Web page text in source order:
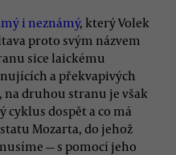
i neznámý, který Volek
proto svým názvem
sice laickému
a překvapivých
druhou stranu je však
cyklus dospět a co má
Mozarta, do jehož
— s pomocí jeho